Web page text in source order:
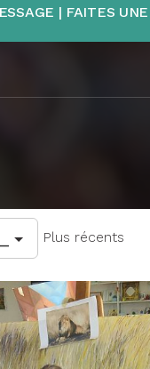
| FAITES
Plus récents